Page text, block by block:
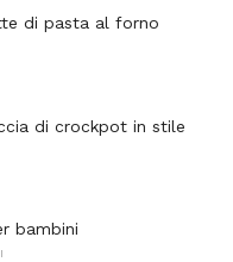
di pasta al forno
di crockpot in stile
bambini